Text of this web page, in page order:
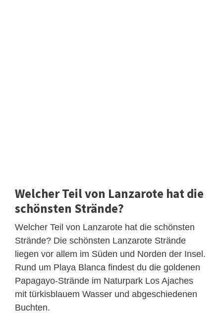
Welcher Teil von Lanzarote hat die
schönsten Strände?
Welcher Teil von Lanzarote hat die schönsten
Strände? Die schönsten Lanzarote Strände
liegen vor allem im Süden und Norden der Insel.
Rund um Playa Blanca findest du die goldenen
Papagayo-Strände im Naturpark Los Ajaches
mit türkisblauem Wasser und abgeschiedenen
Buchten.